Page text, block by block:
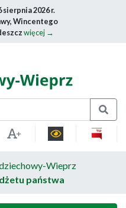
sierpnia 2026 r.
Wincentego
więcej →
Szukaj
Wieprz
państwa